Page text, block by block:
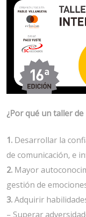
¿Por qué un taller
1. Desarrollar la
de comunicación, e
2. Mayor
gestión de
3.Adquirir
– Superar